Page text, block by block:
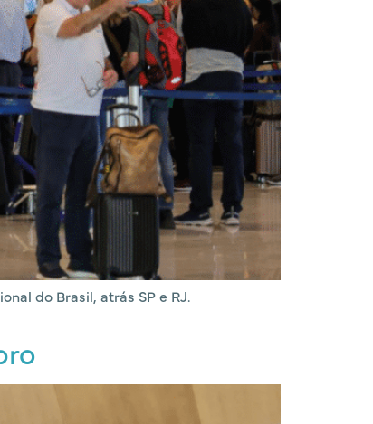
do Brasil, atrás SP e RJ.